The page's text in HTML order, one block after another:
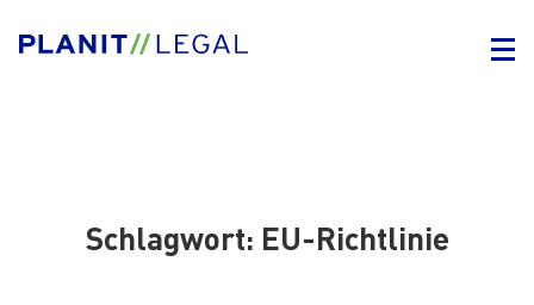
Schlagwort: EU-Richtlinie